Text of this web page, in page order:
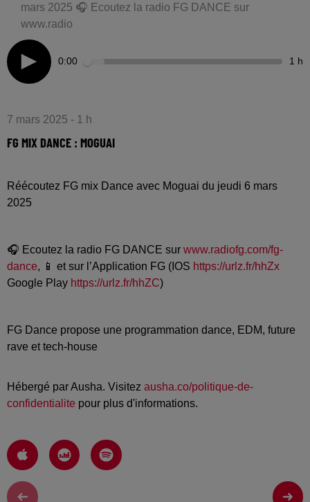
mars 2025 🎧 Ecoutez la radio FG DANCE sur
www.radio
0:00 1 h
7 mars 2025 - 1 h
FG MIX DANCE : MOGUAI
Réécoutez FG mix Dance avec Moguai du jeudi 6 mars
2025
🎧 Ecoutez la radio FG DANCE sur www.radiofg.com/fg-
dance, 📱 et sur l’Application FG (IOS https://urlz.fr/hhZx
Google Play https://urlz.fr/hhZC)
FG Dance propose une programmation dance, EDM, future
rave et tech-house
Hébergé par Ausha. Visitez ausha.co/politique-de-
confidentialite pour plus d'informations.